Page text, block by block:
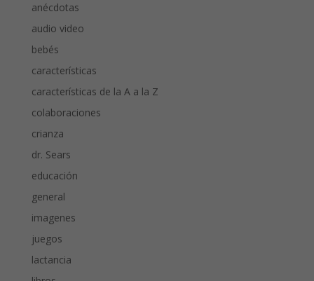
anécdotas
audio video
bebés
características
características de la A a la Z
colaboraciones
crianza
dr. Sears
educación
general
imagenes
juegos
lactancia